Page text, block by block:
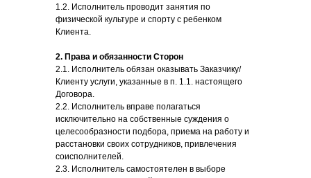
1.2. Исполнитель проводит занятия по
физической культуре и спорту с ребенком
Клиента.
2. Права и обязанности Сторон
2.1. Исполнитель обязан оказывать Заказчику/
Клиенту услуги, указанные в п. 1.1. настоящего
Договора.
2.2. Исполнитель вправе полагаться
исключительно на собственные суждения о
целесообразности подбора, приема на работу и
расстановки своих сотрудников, привлечения
соисполнителей.
2.3. Исполнитель самостоятелен в выборе